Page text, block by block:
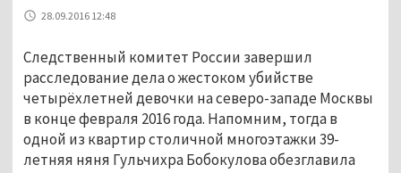
28.09.2016 12:48
Следственный комитет России завершил
расследование дела о жестоком убийстве
четырёхлетней девочки на северо-западе Москвы
в конце февраля 2016 года. Напомним, тогда в
одной из квартир столичной многоэтажки 39-
летняя няня Гульчихра Бобокулова обезглавила